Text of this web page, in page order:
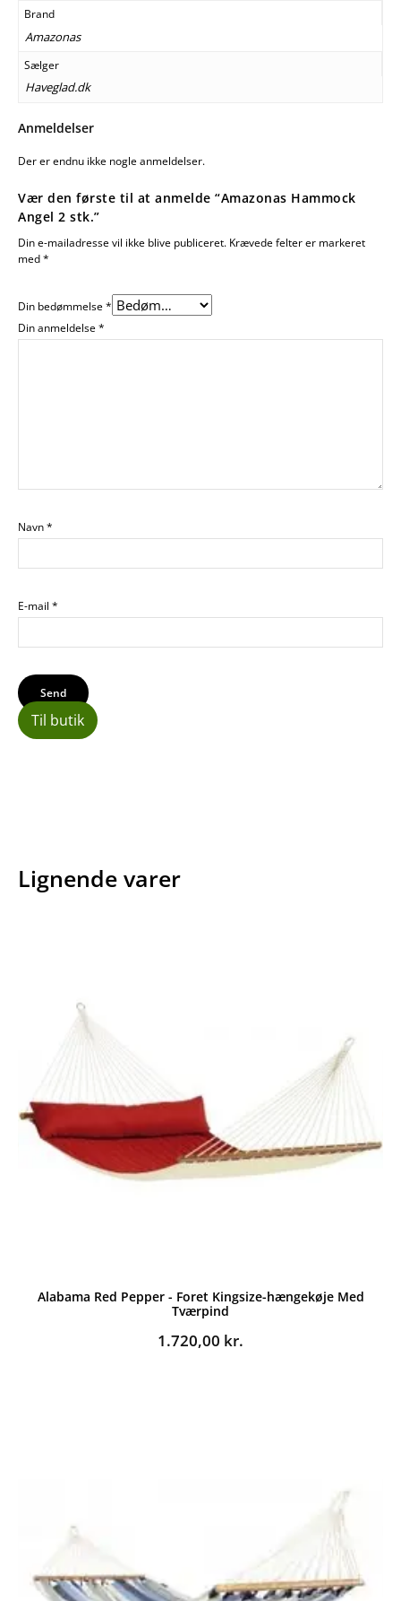
Brand
Amazonas
Sælger
Haveglad.dk
Anmeldelser
Der er endnu ikke nogle anmeldelser.
Vær den første til at anmelde “Amazonas Hammock
Angel 2 stk.”
Din e-mailadresse vil ikke blive publiceret. Krævede felter er markeret
med*
Din bedømmelse*
Din anmeldelse*
Navn*
E-mail *
Til butik
Lignende varer
Alabama Red Pepper - Foret Kingsize-hængekøje Med
Tværpind
1.720,00 kr.